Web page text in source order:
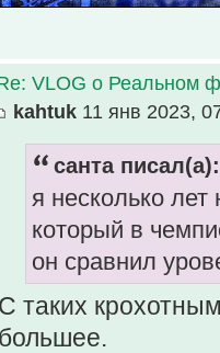
VLOG о Реальном
kahtuk 11 янв 2023,
санта писал(а):
я несколько лет
который в
он сравнил
С таких
большее.